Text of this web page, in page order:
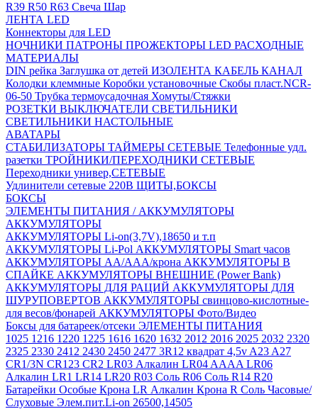
R39 R50 R63 Свеча Шар
ЛЕНТА LED
Коннекторы для LED
НОЧНИКИ ПАТРОНЫ ПРОЖЕКТОРЫ LED РАСХОДНЫЕ
МАТЕРИАЛЫ
DIN рейка Заглушка от детей ИЗОЛЕНТА КАБЕЛЬ КАНАЛ
Колодки клеммные Коробки установочные Скобы пласт.NCR-
06-50 Трубка термоусадочная Хомуты/Стяжки
РОЗЕТКИ ВЫКЛЮЧАТЕЛИ СВЕТИЛЬНИКИ
СВЕТИЛЬНИКИ НАСТОЛЬНЫЕ
АВАТАРЫ
СТАБИЛИЗАТОРЫ ТАЙМЕРЫ СЕТЕВЫЕ Телефонные удл.
разетки ТРОЙНИКИ/ПЕРЕХОДНИКИ СЕТЕВЫЕ
Переходники универ,СЕТЕВЫЕ
Удлинители сетевые 220В ЩИТЫ,БОКСЫ
БОКСЫ
ЭЛЕМЕНТЫ ПИТАНИЯ / АККУМУЛЯТОРЫ
АККУМУЛЯТОРЫ
АККУМУЛЯТОРЫ Li-on(3,7V),18650 и т.п
АККУМУЛЯТОРЫ Li-Pol АККУМУЛЯТОРЫ Smart часов
АККУМУЛЯТОРЫ АА/ААА/крона АККУМУЛЯТОРЫ В
СПАЙКЕ АККУМУЛЯТОРЫ ВНЕШНИЕ (Power Bank)
АККУМУЛЯТОРЫ ДЛЯ РАЦИЙ АККУМУЛЯТОРЫ ДЛЯ
ШУРУПОВЕРТОВ АККУМУЛЯТОРЫ свинцово-кислотные-
для весов/фонарей АККУМУЛЯТОРЫ Фото/Видео
Боксы для батареек/отсеки ЭЛЕМЕНТЫ ПИТАНИЯ
1025 1216 1220 1225 1616 1620 1632 2012 2016 2025 2032 2320
2325 2330 2412 2430 2450 2477 3R12 квадрат 4,5v A23 A27
CR1/3N CR123 CR2 LR03 Алкалин LR04 AAAA LR06
Алкалин LR1 LR14 LR20 R03 Соль R06 Соль R14 R20
Батарейки Особые Крона LR Алкалин Крона R Соль Часовые/
Слуховые Элем.пит.Li-on 26500,14505